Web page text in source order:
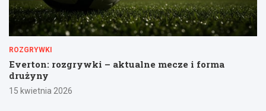
ROZGRYWKI
Everton: rozgrywki – aktualne mecze i forma
drużyny
15 kwietnia 2026